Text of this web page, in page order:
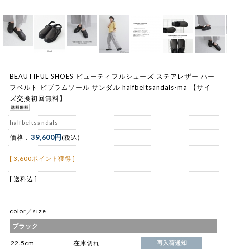
BEAUTIFUL SHOES ビューティフルシューズ ステアレザー ハー
フベルト ビブラムソール サンダル halfbeltsandals-ma 【サイ
ズ交換初回無料】
halfbeltsandals
価格 : 39,600円(税込)
[ 3,600ポイント獲得 ]
[ 送料込 ]
color／size
ブラック
22.5cm 在庫切れ